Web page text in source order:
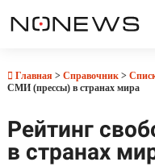
Главная > Справочник>
СМИ (прессы) в странах мира
Рейтинг
в странах